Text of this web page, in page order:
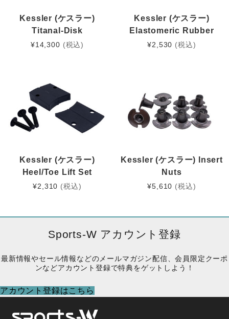
Kessler (ケスラー)
Titanal-Disk
¥14,300 (税込)
Kessler (ケスラー)
Elastomeric Rubber
¥2,530 (税込)
Kessler (ケスラー)
Heel/Toe Lift Set
¥2,310 (税込)
Kessler (ケスラー) Insert
Nuts
¥5,610 (税込)
Sports-W アカウント登録
最新情報やセール情報などのメールマガジン配信、会員限定クーポ
ンなどアカウント登録で特典をゲットしよう！
アカウント登録はこちら